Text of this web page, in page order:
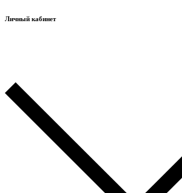
Личный кабинет